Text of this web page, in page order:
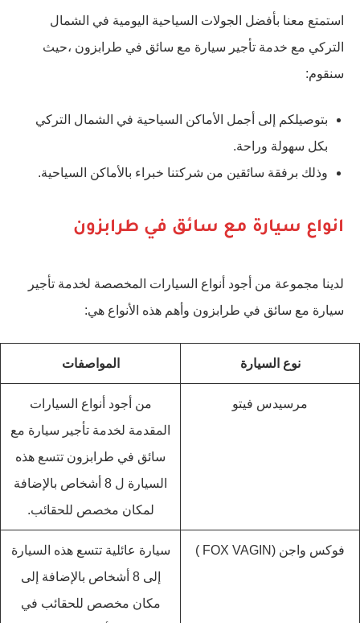
استمتع معنا بأفضل الجولات السياحية اليومية في الشمال
التركي مع خدمة تأجير سيارة مع سائق في طرابزون ،حيث
سنقوم:
بتوصيلكم إلى أجمل الأماكن السياحية في الشمال التركي
بكل سهولة وراحة.
وذلك برفقة سائقين من شركتنا خبراء بالأماكن السياحية.
انواع سيارة مع سائق في طرابزون
لدينا مجموعة من أجود أنواع السيارات المخصصة لخدمة تأجير
سيارة مع سائق في طرابزون وأهم هذه الأنواع هي:
نوع السيارة المواصفات
مرسيدس فيتو
من أجود أنواع السيارات
المقدمة لخدمة تأجير سيارة مع
سائق في طرابزون تتسع هذه
السيارة ل 8 أشخاص بالإضافة
لمكان مخصص للحقائب.
فوكس واجن (FOX VAGIN )
سيارة عائلية تتسع هذه السيارة
إلى 8 أشخاص بالإضافة إلى
مكان مخصص للحقائب في